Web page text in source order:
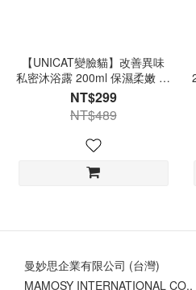
【UNICAT變臉貓】改善異味
私密沐浴露 200ml 保濕柔嫩 黑
醋栗
NT$299
NT$489
曼妙思企業有限公司 (台灣)
MAMOSY INTERNATIONAL CO.,